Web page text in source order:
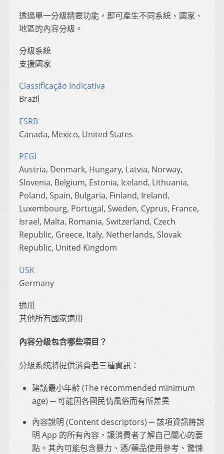
透過單一分級精靈功能，即可產生不同系統、國家、
地區的內容分級。
分級系統
支援國家
Classificação Indicativa
Brazil
ESRB
Canada, Mexico, United States
PEGI
Austria, Denmark, Hungary, Latvia, Norway,
Slovenia, Belgium, Estonia, Iceland, Lithuania,
Poland, Spain, Bulgaria, Finland, Ireland,
Luxembourg, Portugal, Sweden, Cyprus, France,
Israel, Malta, Romania, Switzerland, Czech
Republic, Greece, Italy, Netherlands, Slovak
Republic, United Kingdom
USK
Germany
通用
其他所有國家適用
內容分級包含哪些項目？
分級系統將提供消費者三種資訊：
建議最小年齡 (The recommended minimum
age) ─ 可能因各國民情風俗而有所差異
內容說明 (Content descriptors) ─ 該項資訊將說
明 App 的所有內容，讓消費者了解自己關心的要
點。其內可能包含暴力、酒/藥品使用參考、驚悚